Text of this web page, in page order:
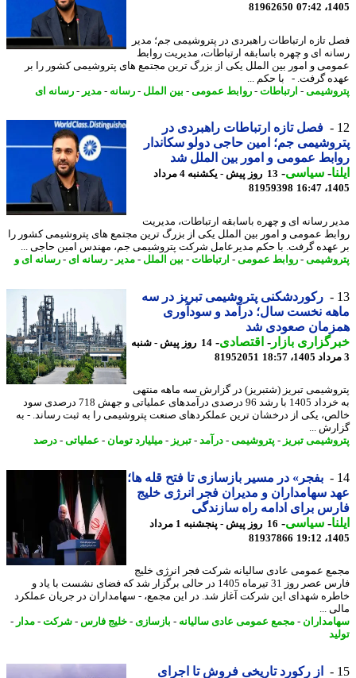
81962650
تازه ارتباطات راهبردی در پتروشیمی جم؛ مدیر
ای و چهره باسابقه ارتباطات، مدیریت روابط
و امور بین الملل یکی از بزرگ ترین مجتمع های پتروشیمی کشور را بر
گرفت. - با حکم ...
-ارتباطات-روابط عمومی-بین الملل-رسانه-مدیر-رسانه ای
فصل تازه ارتباطات راهبردی در
جم؛ امین حاجی دولو سکاندار
عمومی و امور بین الملل شد
-سیاسی-
13 روز پیش - یکشنبه 4 مرداد
81959398
رسانه ای و چهره باسابقه ارتباطات، مدیریت
عمومی و امور بین الملل یکی از بزرگ ترین مجتمع های پتروشیمی کشور را
گرفت. با حکم مدیرعامل شرکت پتروشیمی جم، مهندس امین حاجی ...
-روابط عمومی-ارتباطات-بین الملل-مدیر-رسانه ای- رسانه ای و
رکوردشکنی پتروشیمی تبریز در سه
نخست سال؛ درآمد و سودآوری
صعودی شد
بازار- اقتصادی-
14 روز پیش - شنبه
81952051
تبریز (شتبریز) در گزارش سه ماهه منتهی
به خرداد 1405 با رشد 96 درصدی درآمدهای عملیاتی و جهش 718 درصدی سود
یکی از درخشان ترین عملکردهای صنعت پتروشیمی را به ثبت رساند. - به
...
تبریز- پتروشیمی-درآمد- تبریز- میلیارد تومان-عملیاتی-درصد
بفجر» در مسیر بازسازی تا فتح قله ها؛
سهامداران و مدیران فجر انرژی خلیج
برای ادامه راه سازندگی
-سیاسی-
16 روز پیش - پنجشنبه 1 مرداد
81937866
عمومی عادی سالیانه شرکت فجر انرژی خلیج
فارس عصر روز 31 تیرماه 1405 در حالی برگزار شد که فضای نشست با یاد و
شهدای این شرکت آغاز شد. در این مجمع، - سهامداران در جریان عملکرد
...
- مجمع عمومی عادی سالیانه-بازسازی- خلیج فارس-شرکت-مدار -
از رکورد تاریخی فروش تا اجرای